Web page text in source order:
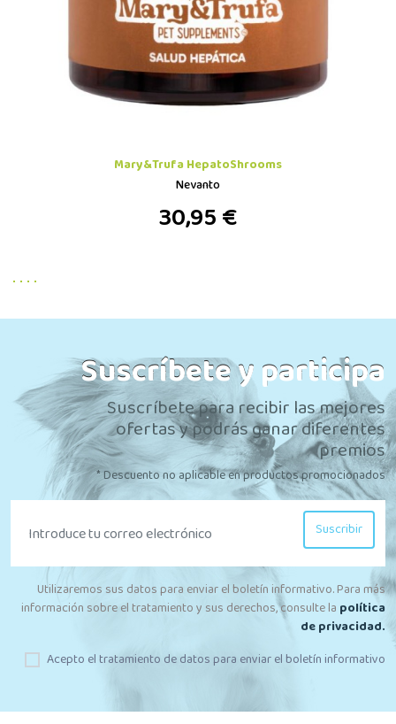
Mary&Trufa HepatoShrooms
Nevanto
30,95 €
Suscríbete y participa
Suscríbete para recibir las mejores
ofertas y podrás ganar diferentes
premios
* Descuento no aplicable en productos promocionados
Suscribir
Utilizaremos sus datos para enviar el boletín informativo. Para más
información sobre el tratamiento y sus derechos, consulte la política
de privacidad.
Acepto el tratamiento de datos para enviar el boletín informativo